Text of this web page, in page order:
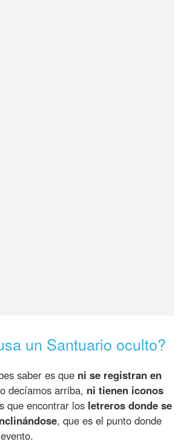
un Santuario oculto?
saber es que ni se registran en
decíamos arriba, ni tienen iconos
que encontrar los letreros donde se
, que es el punto donde